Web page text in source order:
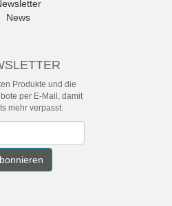
News
Produkte und die
per E-Mail, damit
mehr verpasst.